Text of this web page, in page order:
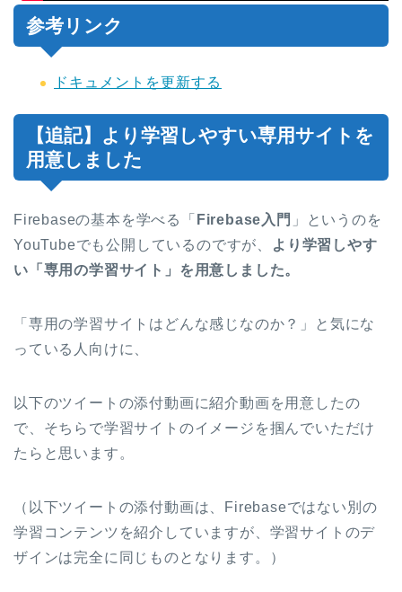
参考リンク
ドキュメントを更新する
【追記】より学習しやすい専用サイトを
用意しました
Firebaseの基本を学べる「 Firebase入門 」というのを
YouTubeでも公開しているのですが、
より学習しやす
い「専用の学習サイト」を用意しました。
「専用の学習サイトはどんな感じなのか？」と気にな
っている人向けに、
以下のツイートの添付動画に紹介動画を用意したの
で、そちらで学習サイトのイメージを掴んでいただけ
たらと思います。
（以下ツイートの添付動画は、Firebaseではない別の
学習コンテンツを紹介していますが、学習サイトのデ
ザインは完全に同じものとなります。）